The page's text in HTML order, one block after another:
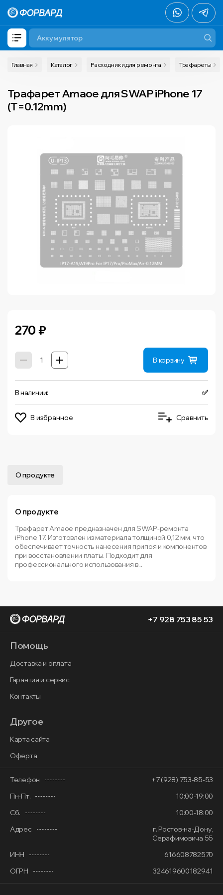
Главная Каталог Расходники для ремонта Трафареты
Трафарет Amaoe для SWAP iPhone 17
(T=0.12mm)
270 ₽
В корзину
В наличии: ✅
В избранное Сравнить
О продукте
О продукте
Трафарет Amaoe предназначен для SWAP-ремонта
iPhone 17. Изготовлен из материала толщиной 0,12 мм, что
обеспечивает точность нанесения припоя и компонентов
при восстановлении платы. Подходит для
профессионального использования в...
+7 928 753 85 53
Помощь
Доставка и оплата
Гарантия и сервис
Контакты
Другое
Карта сайта
Оферта
Телефон
+7 (928) 753-85-53
Пн-Пт.
10:00-19:00
Сб.
10:00-18:00
Адрес
г. Ростов-на-Дону,
Серафимовича 55
ИНН
616608782570
ОГРН
324619600182941